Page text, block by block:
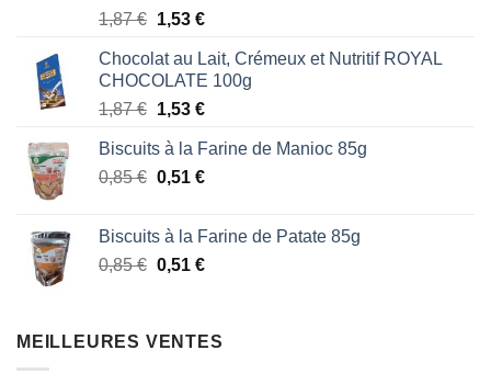
Note5.00
1,87€ Le
initial
était :
1,87 €.
1,53 €Le
actuel
est :
1,53 €.
Chocolat au Lait, Crémeux et Nutritif ROYAL
CHOCOLATE 100g
1,87€ Le
initial
était :
1,53 €Le
actuel
est :
Biscuits à la Farine de Manioc 85g
0,85€ Le
était :
0,85 €.
0,51 €Le
est :
0,51 €.
Biscuits à la Farine de Patate 85g
0,85€ Le
était :
0,51 €Le
est :
MEILLEURES VENTES